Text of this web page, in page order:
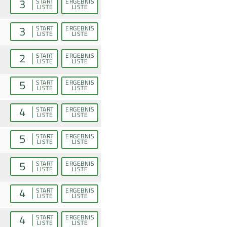
3 LISTE LISTE
3 START
LISTE
ERGEBNIS
LISTE
2 START
LISTE
ERGEBNIS
LISTE
5 START
LISTE
ERGEBNIS
LISTE
4 START
LISTE
ERGEBNIS
LISTE
5 START
LISTE
ERGEBNIS
LISTE
5 START
LISTE
ERGEBNIS
LISTE
4 START
LISTE
ERGEBNIS
LISTE
4 START
LISTE
ERGEBNIS
LISTE